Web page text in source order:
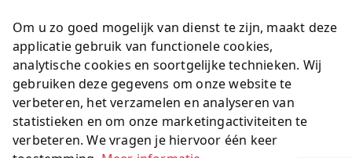
Om u zo goed mogelijk van dienst te zijn, maakt deze
applicatie gebruik van functionele cookies,
analytische cookies en soortgelijke technieken. Wij
gebruiken deze gegevens om onze website te
verbeteren, het verzamelen en analyseren van
statistieken en om onze marketingactiviteiten te
verbeteren. We vragen je hiervoor één keer